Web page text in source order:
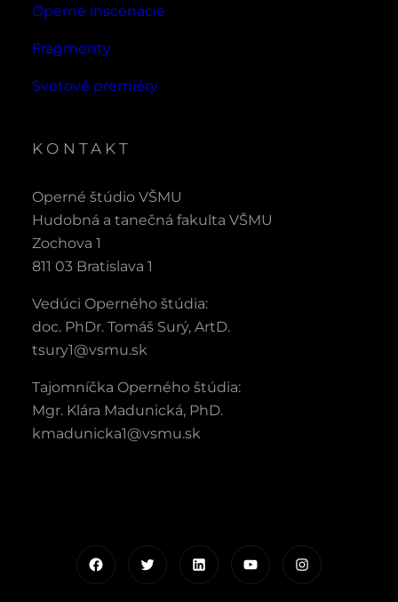
Operné inscenácie
Fragmenty
Svetové premiéry
KONTAKT
Operné štúdio VŠMU
Hudobná a tanečná fakulta VŠMU
Zochova 1
811 03 Bratislava 1
Vedúci Operného štúdia:
doc. PhDr. Tomáš Surý, ArtD.
tsury1@vsmu.sk
Tajomníčka Operného štúdia:
Mgr. Klára Madunická, PhD.
kmadunicka1@vsmu.sk
FacebookTwitterLinkedInYouTubeInstagram